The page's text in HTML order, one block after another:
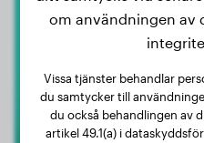
om användningen av
Vissa tjänster behandlar
du samtycker till
du också behandlingen av
artikel 49.1(a) i